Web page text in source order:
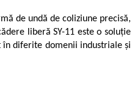
de undă de coliziune precisă,
liberă SY-11 este o soluție
diferite domenii industriale și